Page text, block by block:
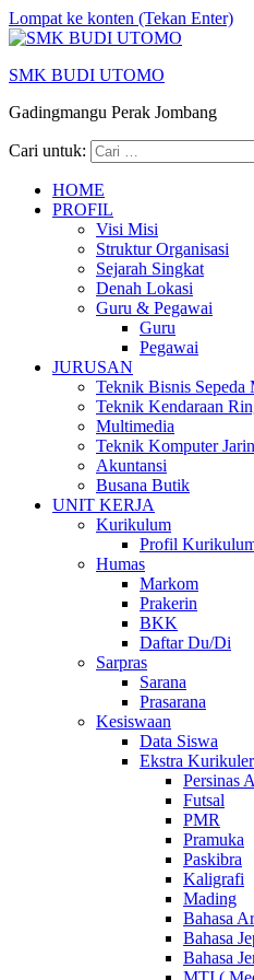
Lompat ke konten (Tekan Enter)
SMK BUDI UTOMO
Gadingmangu Perak Jombang
Cari untuk:
HOME
PROFIL
Visi Misi
Struktur Organisasi
Sejarah Singkat
Denah Lokasi
Guru & Pegawai
Guru
Pegawai
JURUSAN
Teknik Bisnis Sepeda
Teknik Kendaraan
Multimedia
Teknik Komputer
Akuntansi
Busana Butik
UNIT KERJA
Kurikulum
Profil
Humas
Markom
Prakerin
BKK
Daftar Du/Di
Sarpras
Sarana
Prasarana
Kesiswaan
Data Siswa
Ekstra Kurikuler
Persinas
Futsal
PMR
Pramuka
Paskibra
Kaligrafi
Mading
Bahasa
Bahasa
Bahasa